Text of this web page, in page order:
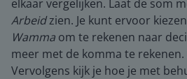
elkaar vergelijken. Laat de som
Arbeidzien. Je kunt ervoor
Wamma om te rekenen naar
meer met de komma te rekenen.
Vervolgens kijk je hoe je met